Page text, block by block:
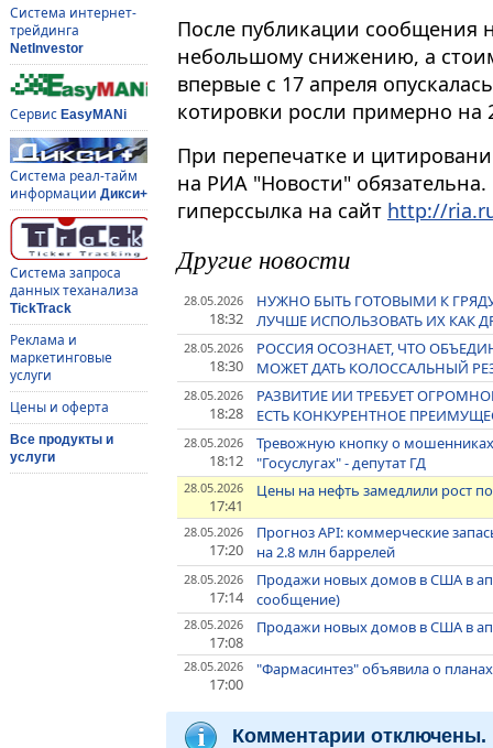
Система интернет-
трейдинга
NetInvestor
Сервис EasyMANi
Система реал-тайм
информации Дикси+
Система запроса
данных теханализа
TickTrack
Реклама и
маркетинговые
услуги
Цены и оферта
Все продукты и
услуги
После публикации сообщения
небольшому снижению, а
впервые с 17 апреля
котировки росли примерно на
При перепечатке и
на РИА "Новости"
гиперссылка на сайт http://
Другие новости
28.05.2026
18:32
НУЖНО БЫТЬ ГОТОВЫМИ К
ЛУЧШЕ ИСПОЛЬЗОВАТЬ ИХ КАК
28.05.2026
18:30
РОССИЯ ОСОЗНАЕТ, ЧТО
МОЖЕТ ДАТЬ КОЛОССАЛЬНЫЙ
28.05.2026
18:28
РАЗВИТИЕ ИИ ТРЕБУЕТ
ЕСТЬ КОНКУРЕНТНОЕ
28.05.2026
18:12
Тревожную кнопку о
"Госуслугах" - депутат ГД
28.05.2026
17:41
Цены на нефть замедлили рост
28.05.2026
17:20
Прогноз API: коммерческие
на 2.8 млн баррелей
28.05.2026
17:14
Продажи новых домов в США в
сообщение)
28.05.2026
17:08
Продажи новых домов в США в
28.05.2026
17:00
"Фармасинтез" объявила о
Комментарии отключены.